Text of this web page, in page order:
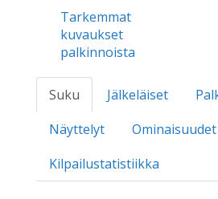
Tarkemmat
kuvaukset
palkinnoista
Suku Jälkeläiset
Näyttelyt
Ominaisuudet
Kilpailustatistiikka